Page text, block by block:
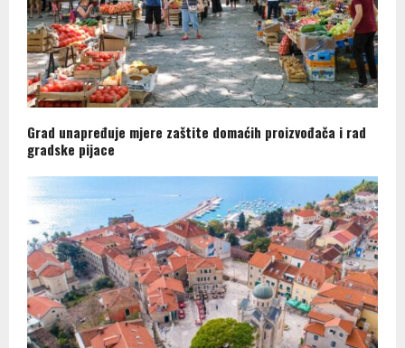
Grad unapređuje mjere zaštite domaćih proizvođača i rad
gradske pijace